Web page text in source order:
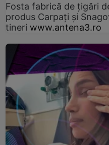
Fosta fabrică de țigări
produs Carpați și
tineri www.antena3.ro